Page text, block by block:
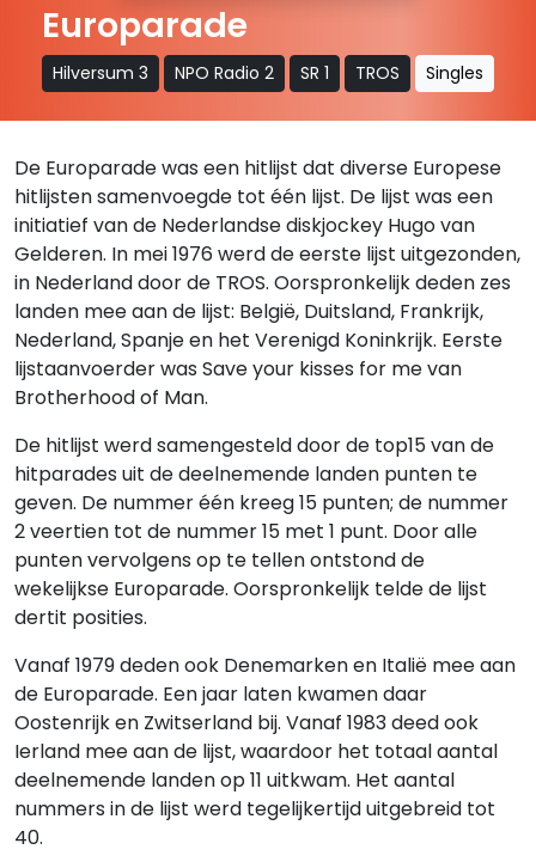
Europarade
Hilversum 3 NPO Radio 2 SR 1 TROS Singles
De Europarade was een hitlijst dat diverse Europese
hitlijsten samenvoegde tot één lijst. De lijst was een
initiatief van de Nederlandse diskjockey Hugo van
Gelderen. In mei 1976 werd de eerste lijst uitgezonden,
in Nederland door de TROS. Oorspronkelijk deden zes
landen mee aan de lijst: België, Duitsland, Frankrijk,
Nederland, Spanje en het Verenigd Koninkrijk. Eerste
lijstaanvoerder was Save your kisses for me van
Brotherhood of Man.
De hitlijst werd samengesteld door de top15 van de
hitparades uit de deelnemende landen punten te
geven. De nummer één kreeg 15 punten; de nummer
2 veertien tot de nummer 15 met 1 punt. Door alle
punten vervolgens op te tellen ontstond de
wekelijkse Europarade. Oorspronkelijk telde de lijst
dertit posities.
Vanaf 1979 deden ook Denemarken en Italië mee aan
de Europarade. Een jaar laten kwamen daar
Oostenrijk en Zwitserland bij. Vanaf 1983 deed ook
Ierland mee aan de lijst, waardoor het totaal aantal
deelnemende landen op 11 uitkwam. Het aantal
nummers in de lijst werd tegelijkertijd uitgebreid tot
40.